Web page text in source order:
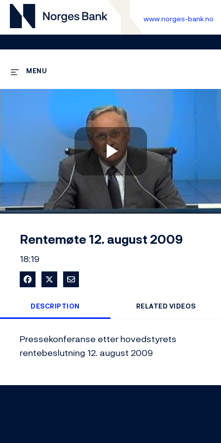
www.norges-bank.no
MENU
Play
Rentemøte 12. august 2009
18:19
Share on Facebook
Share on XShare via Email
DESCRIPTION RELATED VIDEOS
Pressekonferanse etter hovedstyrets
rentebeslutning 12. august 2009